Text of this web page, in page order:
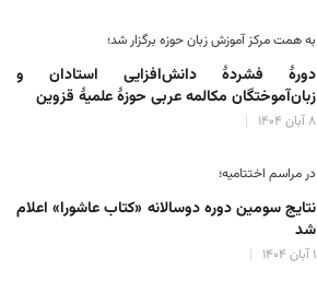
به همت مرکز آموزش زبان حوزه‌ برگزار شد؛
دورهٔ فشردهٔ دانش‌افزایی استادان و
زبان‌آموختگان مکالمه عربی حوزهٔ علمیهٔ قزوین
۸ آبان ۱۴۰۴
در مراسم اختتامیه؛
نتایج سومین دوره‌ دوسالانه‌ «کتاب عاشورا» اعلام
شد
۱ آبان ۱۴۰۴